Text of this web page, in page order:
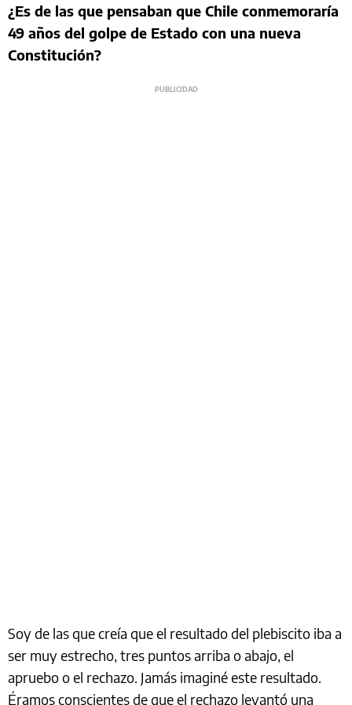
¿Es de las que pensaban que Chile conmemoraría
49 años del golpe de Estado con una nueva
Constitución?
Soy de las que creía que el resultado del plebiscito iba a
ser muy estrecho, tres puntos arriba o abajo, el
apruebo o el rechazo. Jamás imaginé este resultado.
Éramos conscientes de que el rechazo levantó una